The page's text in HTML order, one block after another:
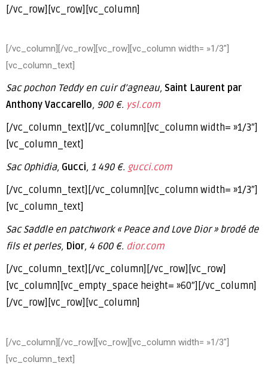
[/vc_row][vc_row][vc_column]
[/vc_column][/vc_row][vc_row][vc_column width= »1/3″]
[vc_column_text]
Sac pochon Teddy en cuir d’agneau, Saint Laurent par
Anthony Vaccarello, 900 €. ysl.com
[/vc_column_text][/vc_column][vc_column width= »1/3″]
[vc_column_text]
Sac Ophidia, Gucci, 1 490 €. gucci.com
[/vc_column_text][/vc_column][vc_column width= »1/3″]
[vc_column_text]
Sac Saddle en patchwork « Peace and Love Dior » brodé de
fils et perles, Dior, 4 600 €. dior.com
[/vc_column_text][/vc_column][/vc_row][vc_row]
[vc_column][vc_empty_space height= »60″][/vc_column]
[/vc_row][vc_row][vc_column]
[/vc_column][/vc_row][vc_row][vc_column width= »1/3″]
[vc_column_text]